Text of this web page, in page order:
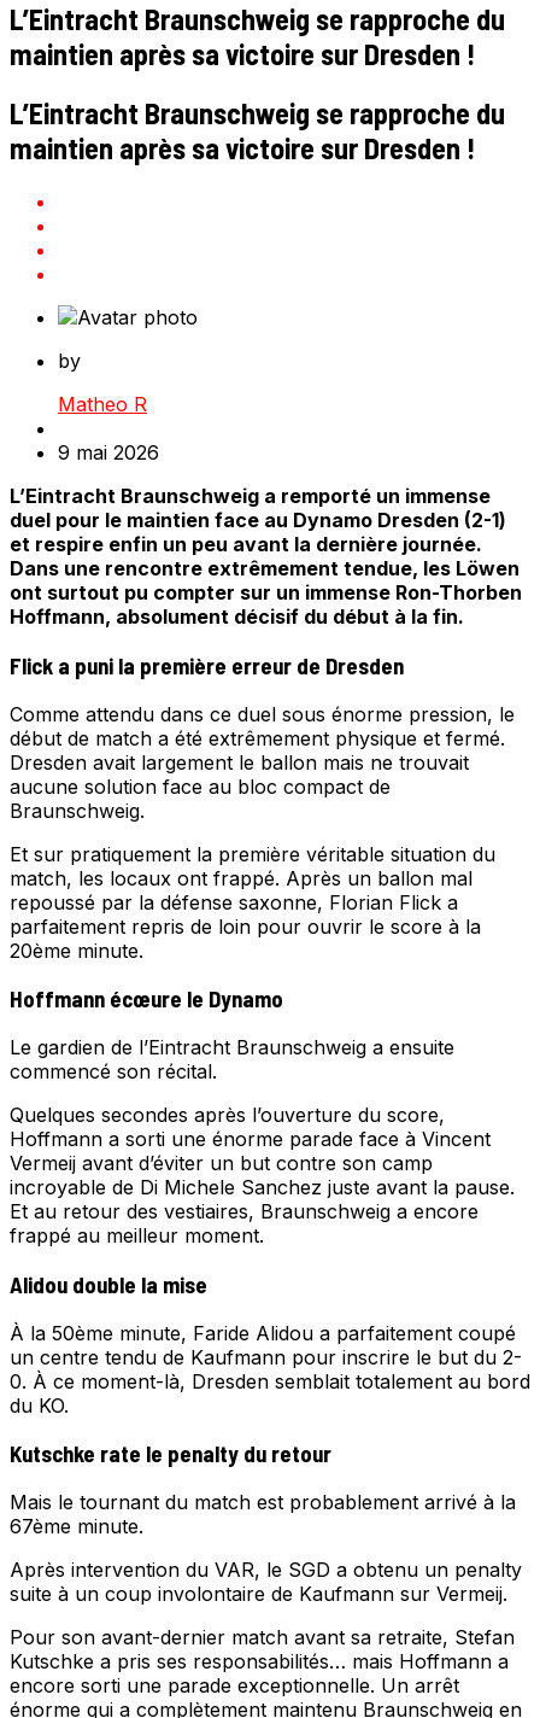
L’Eintracht Braunschweig se rapproche du
maintien après sa victoire sur Dresden !
L’Eintracht Braunschweig se rapproche du
maintien après sa victoire sur Dresden !
by
Matheo R
9 mai 2026
L’Eintracht Braunschweig a remporté un immense
duel pour le maintien face au Dynamo Dresden (2-1)
et respire enfin un peu avant la dernière journée.
Dans une rencontre extrêmement tendue, les Löwen
ont surtout pu compter sur un immense Ron-Thorben
Hoffmann, absolument décisif du début à la fin.
Flick a puni la première erreur de Dresden
Comme attendu dans ce duel sous énorme pression, le
début de match a été extrêmement physique et fermé.
Dresden avait largement le ballon mais ne trouvait
aucune solution face au bloc compact de
Braunschweig.
Et sur pratiquement la première véritable situation du
match, les locaux ont frappé. Après un ballon mal
repoussé par la défense saxonne, Florian Flick a
parfaitement repris de loin pour ouvrir le score à la
20ème minute.
Hoffmann écœure le Dynamo
Le gardien de l’Eintracht Braunschweig a ensuite
commencé son récital.
Quelques secondes après l’ouverture du score,
Hoffmann a sorti une énorme parade face à Vincent
Vermeij avant d’éviter un but contre son camp
incroyable de Di Michele Sanchez juste avant la pause.
Et au retour des vestiaires, Braunschweig a encore
frappé au meilleur moment.
Alidou double la mise
À la 50ème minute, Faride Alidou a parfaitement coupé
un centre tendu de Kaufmann pour inscrire le but du 2-
0. À ce moment-là, Dresden semblait totalement au bord
du KO.
Kutschke rate le penalty du retour
Mais le tournant du match est probablement arrivé à la
67ème minute.
Après intervention du VAR, le SGD a obtenu un penalty
suite à un coup involontaire de Kaufmann sur Vermeij.
Pour son avant-dernier match avant sa retraite, Stefan
Kutschke a pris ses responsabilités… mais Hoffmann a
encore sorti une parade exceptionnelle. Un arrêt
énorme qui a complètement maintenu Braunschweig en